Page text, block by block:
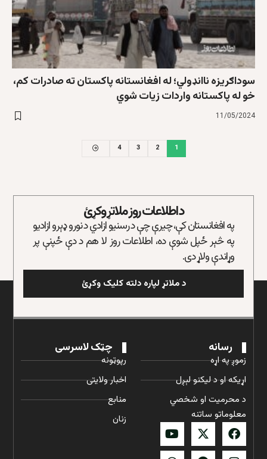
سوداګریزه ناانډولي؛ له افغانستانه پاکستان ته صادرات کم،
خو له پاکستانه واردات زیات شوي
11/05/2024
1
2
3
4
د اطلاعات روز ملاتړ وکړئ
په افغانستان کې، چیرې چې د رسنیو ازادي د نورو ډېرو ازادیو
په څېر ځپل شوې ده، اطلاعات روز لا هم د دې ځپنې پر
وړاندې ولاړ دی.
د ملاتړ لپاره دلته کلیک وکړئ
رسانه
زموږ په اړه
اړیکه او د لیکنو لېږل
د محرمیت او شخصي
معلوماتو ساتنه
چټک لاسرسی
رپوټونه
اخبار ولایتی
منابع
زنان